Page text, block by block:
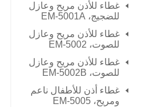
غطاء للأذن مريح وعازل
للضجيج، EM-5001A
غطاء للأذن مريح وعازل
للصوت، EM-5002
غطاء للأذن مريح وعازل
للصوت، EM-5002B
غطاء أذن للأطفال ناعم
ومريح، EM-5005